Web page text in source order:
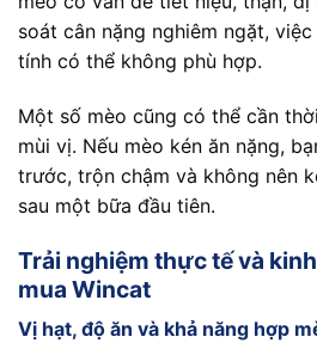
soát cân nặng nghiêm ngặt,
tính có thể không phù hợp.
Một số mèo cũng có thể cần
mùi vị. Nếu mèo kén ăn nặng,
trước, trộn chậm và không nên
sau một bữa đầu tiên.
Trải nghiệm thực tế và
mua Wincat
Vị hạt, độ ăn và khả năng hợp